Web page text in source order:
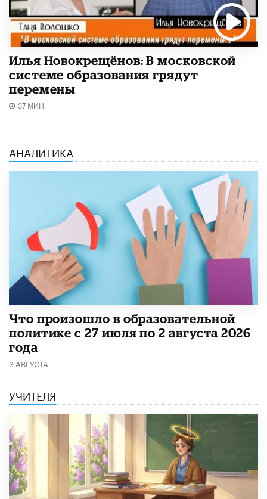
Илья Новокрещёнов: В московской
системе образования грядут
перемены
37 МИН.
АНАЛИТИКА
​Что произошло в образовательной
политике с 27 июля по 2 августа 2026
года
3 АВГУСТА
УЧИТЕЛЯ